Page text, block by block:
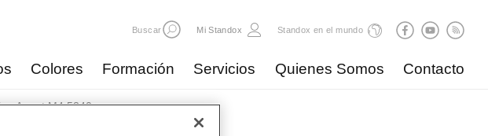
Buscar Mi Standox Standox en el mundo
Colores Formación Servicios Quienes Somos Contacto
Agent M4 5340​